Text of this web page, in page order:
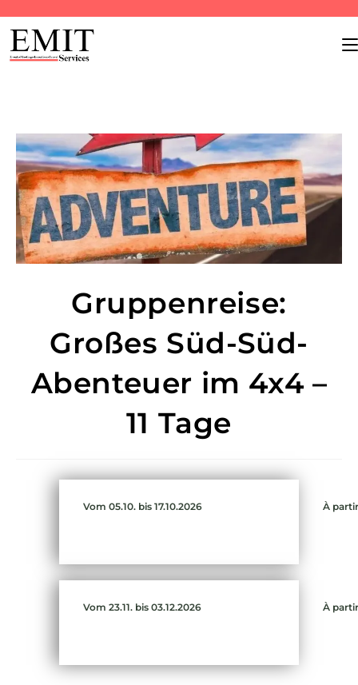
Gruppenreise:
Großes Süd-Süd-
Abenteuer im 4x4 –
11 Tage
Vom 05.10. bis 17.10.2026 À
Vom 23.11. bis 03.12.2026 À